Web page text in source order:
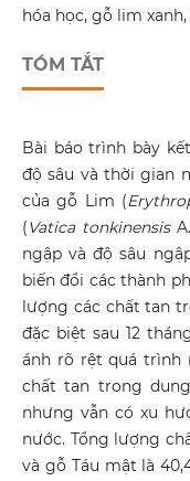
hóa học, gỗ lim
TÓM TẮT
Bài báo trình bày
độ sâu và thời gian
của gỗ Lim (
(Vatica tonkinensis
ngập và độ sâu
biến đổi các thành
lượng các chất tan
đặc biệt sau 12
ánh rõ rệt quá trình
chất tan trong
nhưng vẫn có xu
nước. Tổng lượng
và gỗ Táu mật là